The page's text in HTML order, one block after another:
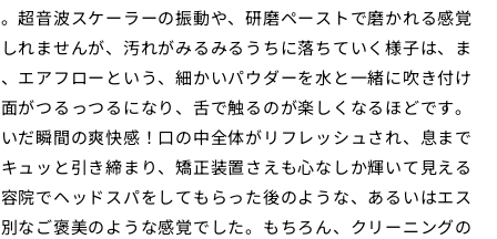
超音波スケーラーの振動や、研磨ペーストで磨かれる感覚
れませんが、汚れがみるみるうちに落ちていく様子は、ま
エアフローという、細かいパウダーを水と一緒に吹き付け
がつるっつるになり、舌で触るのが楽しくなるほどです。
だ瞬間の爽快感！口の中全体がリフレッシュされ、息まで
ュッと引き締まり、矯正装置さえも心なしか輝いて見える
院でヘッドスパをしてもらった後のような、あるいはエス
なご褒美のような感覚でした。もちろん、クリーニングの